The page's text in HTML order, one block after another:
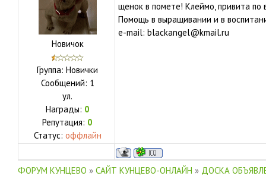
Новичок
Группа: Новички
Сообщений: 1
ул.
Награды: 0
Репутация: 0
Статус: оффлайн
щенок в помете! Клеймо, привита по
Помощь в выращивании и в
e-mail: blackangel@kmail.ru
ФОРУМ КУНЦЕВО » САЙТ КУНЦЕВО-ОНЛАЙН » ДОСКА